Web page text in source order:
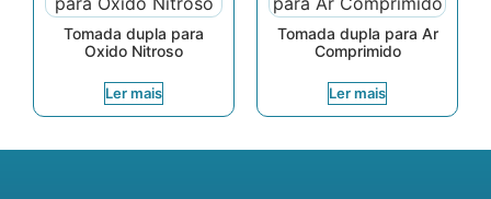
Tomada dupla para
Oxido Nitroso
Ler mais
Tomada dupla para Ar
Comprimido
Ler mais